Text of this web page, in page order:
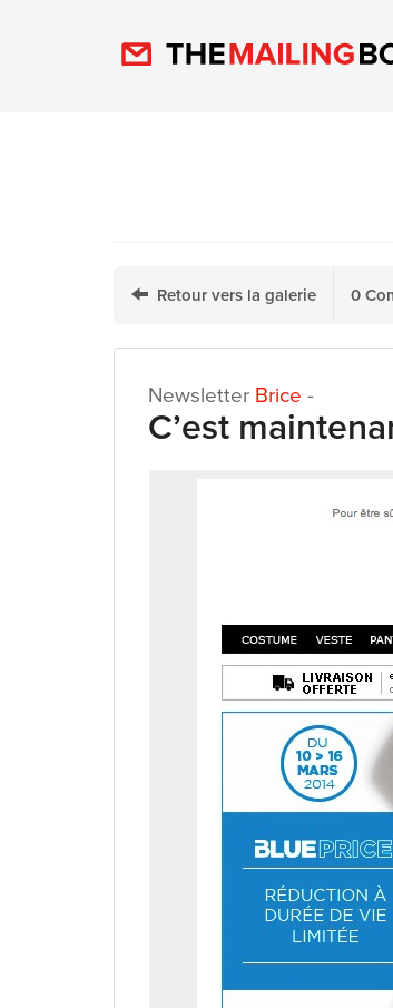
Retour vers la galerie 0
Newsletter Brice -
C’est